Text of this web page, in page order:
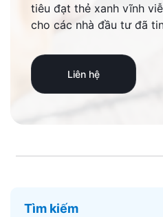
tiêu đạt thẻ xanh vĩnh
cho các nhà đầu tư đã
Liên hệ
Tìm kiếm